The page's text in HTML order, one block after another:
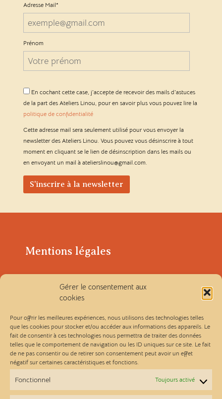
Gérer le consentement aux
cookies
Pour offrir les meilleures expériences, nous utilisons des technologies telles
que les cookies pour stocker et/ou accéder aux informations des appareils. Le
fait de consentir à ces technologies nous permettra de traiter des données
telles que le comportement de navigation ou les ID uniques sur ce site. Le fait
de ne pas consentir ou de retirer son consentement peut avoir un effet
négatif sur certaines caractéristiques et fonctions.
Fonctionnel Toujours activé
Adresse Mail*
Prénom
En cochant cette case, j'accepte de recevoir des mails d'astuces
de la part des Ateliers Linou, pour en savoir plus vous pouvez lire la
politique de confidentialité
Cette adresse mail sera seulement utilisé pour vous envoyer la
newsletter des Ateliers Linou. Vous pouvez vous désinscrire à tout
moment en cliquant se le lien de désinscription dans les mails ou
en envoyant un mail à atelierslinou@gmail.com.
Mentions légales
Politique de confidentialité
Les Ateliers Linou